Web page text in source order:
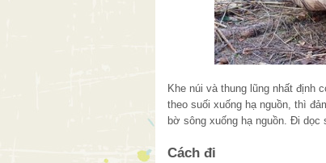
Khe núi và thung lũng nhất định
theo suối xuống hạ nguồn, thì
bờ sông xuống hạ nguồn. Đi dọc
Cách đi